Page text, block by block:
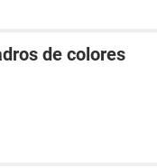
de colores